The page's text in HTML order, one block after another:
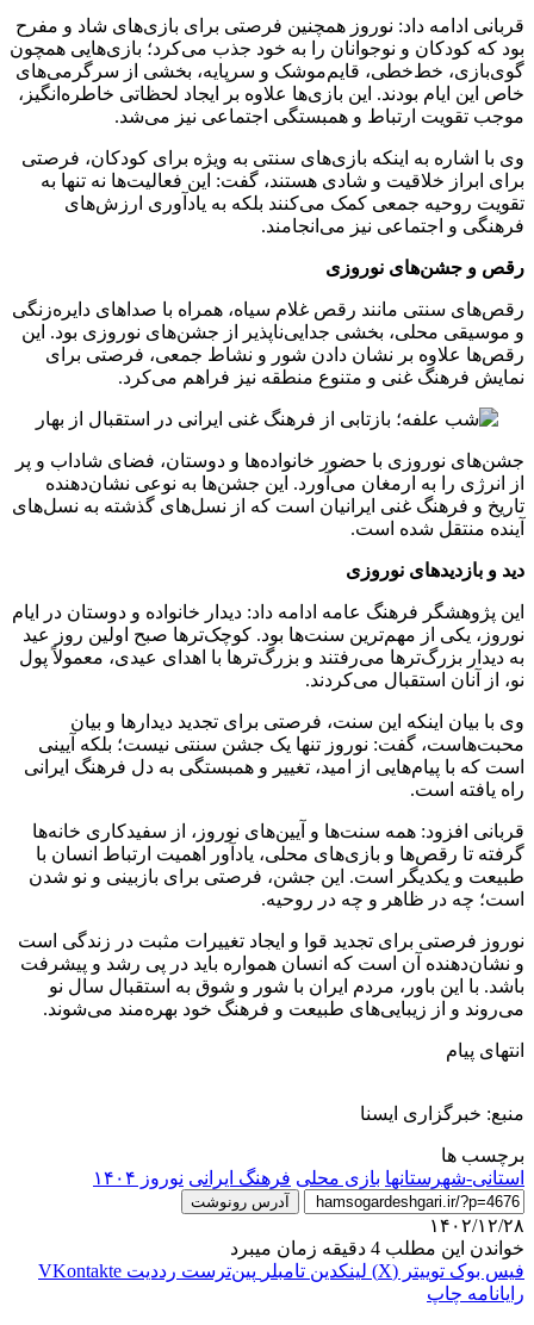
قربانی ادامه داد: نوروز همچنین فرصتی برای بازی‌های شاد و مفرح
بود که کودکان و نوجوانان را به خود جذب می‌کرد؛ بازی‌هایی همچون
گوی‌بازی، خط‌خطی، قایم‌موشک و سرپایه، بخشی از سرگرمی‌های
خاص این ایام بودند. این بازی‌ها علاوه بر ایجاد لحظاتی خاطره‌انگیز،
موجب تقویت ارتباط و همبستگی اجتماعی نیز می‌شد.
وی با اشاره به اینکه بازی‌های سنتی به ویژه برای کودکان، فرصتی
برای ابراز خلاقیت و شادی هستند، گفت: این فعالیت‌ها نه تنها به
تقویت روحیه جمعی کمک می‌کنند بلکه به یادآوری ارزش‌های
فرهنگی و اجتماعی نیز می‌انجامند.
رقص و جشن‌های نوروزی
رقص‌های سنتی مانند رقص غلام سیاه، همراه با صداهای دایره‌زنگی
و موسیقی محلی، بخشی جدایی‌ناپذیر از جشن‌های نوروزی بود. این
رقص‌ها علاوه بر نشان دادن شور و نشاط جمعی، فرصتی برای
نمایش فرهنگ غنی و متنوع منطقه نیز فراهم می‌کرد.
جشن‌های نوروزی با حضور خانواده‌ها و دوستان، فضای شاداب و پر
از انرژی را به ارمغان می‌آورد. این جشن‌ها به نوعی نشان‌دهنده
تاریخ و فرهنگ غنی ایرانیان است که از نسل‌های گذشته به نسل‌های
آینده منتقل شده است.
دید و بازدیدهای نوروزی
این پژوهشگر فرهنگ عامه ادامه داد: دیدار خانواده و دوستان در ایام
نوروز، یکی از مهم‌ترین سنت‌ها بود. کوچک‌ترها صبح اولین روز عید
به دیدار بزرگ‌ترها می‌رفتند و بزرگ‌ترها با اهدای عیدی، معمولاً پول
نو، از آنان استقبال می‌کردند.
وی با بیان اینکه این سنت، فرصتی برای تجدید دیدارها و بیان
محبت‌هاست، گفت: نوروز تنها یک جشن سنتی نیست؛ بلکه آیینی
است که با پیام‌هایی از امید، تغییر و همبستگی به دل فرهنگ ایرانی
راه یافته است.
قربانی افزود: همه سنت‌ها و آیین‌های نوروز، از سفیدکاری خانه‌ها
گرفته تا رقص‌ها و بازی‌های محلی، یادآور اهمیت ارتباط انسان با
طبیعت و یکدیگر است. این جشن، فرصتی برای بازبینی و نو شدن
است؛ چه در ظاهر و چه در روحیه.
نوروز فرصتی برای تجدید قوا و ایجاد تغییرات مثبت در زندگی است
و نشان‌دهنده آن است که انسان همواره باید در پی رشد و پیشرفت
باشد. با این باور، مردم ایران با شور و شوق به استقبال سال نو
می‌روند و از زیبایی‌های طبیعت و فرهنگ خود بهره‌مند می‌شوند.
انتهای پیام
منبع: خبرگزاری ایسنا
برچسب ها
استانی-شهرستانها بازی محلی فرهنگ ایرانی نوروز ۱۴۰۴
آدرس رونوشت
۱۴۰۲/۱۲/۲۸
خواندن این مطلب 4 دقیقه زمان میبرد
فیس بوک توییتر (X) لینکدین ‫تامبلر ‫پین‌ترست ‫رددیت ‫VKontakte
رایانامه چاپ